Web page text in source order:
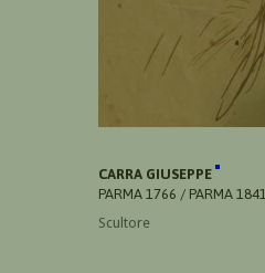
CARRA GIUSEPPE
PARMA 1766 / PARMA 1841
Scultore